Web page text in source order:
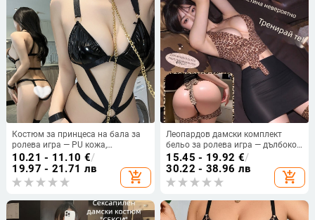
Костюм за принцеса на бала за
ролева игра — PU кожа,
полиестер, Night Fun
10.21 - 11.10 €/
19.97 - 21.71 лв
add_shopping_cart
Леопардов дамски комплект
бельо за ролева игра — дълбоко
V-деколте, разкриващ горнище,
полиестер, за жени
15.45 - 19.92 €/
30.22 - 38.96 лв
add_shopping_cart